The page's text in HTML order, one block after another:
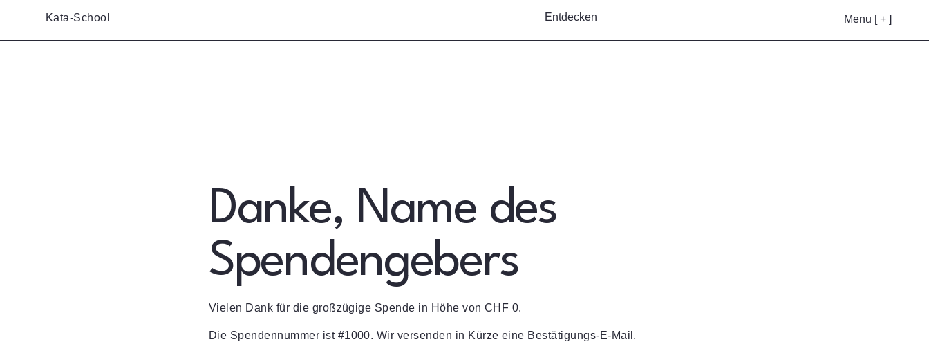
Kata-School Entdecken Menu [ + ]
Danke, Name des
Spendengebers
Vielen Dank für die großzügige Spende in Höhe von CHF 0.
Die Spendennummer ist #1000. Wir versenden in Kürze eine Bestätigungs-E-Mail.